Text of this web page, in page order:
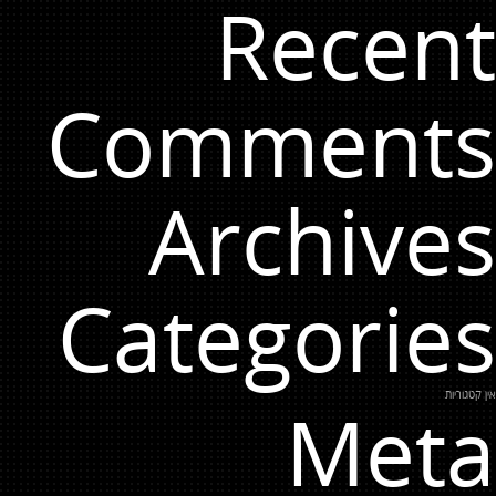
Recent
Comments
Archives
Categories
אין קטגוריות
Meta